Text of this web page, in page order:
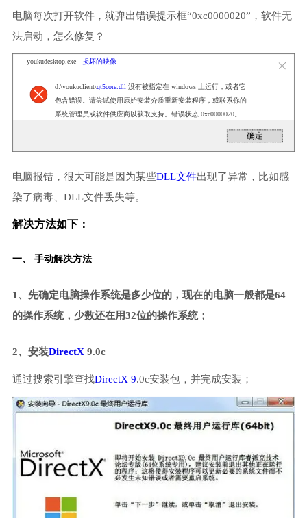
电脑每次打开软件，就弹出错误提示框“0xc0000020”，软件无
法启动，怎么修复？
youkudesktop.exe - 损坏的映像
d:\youkuclient\qt5core.dll 没有被指定在 windows 上运行，或者它
包含错误。请尝试使用原始安装介质重新安装程序，或联系你的
系统管理员或软件供应商以获取支持。错误状态 0xc0000020。
电脑报错，很大可能是因为某些DLL文件出现了异常，比如感
染了病毒、DLL文件丢失等。
解决方法如下：
一、 手动解决方法
1、先确定电脑操作系统是多少位的，现在的电脑一般都是64
的操作系统，少数还在用32位的操作系统；
2、安装DirectX 9.0c
通过搜索引擎查找DirectX 9.0c安装包，并完成安装；